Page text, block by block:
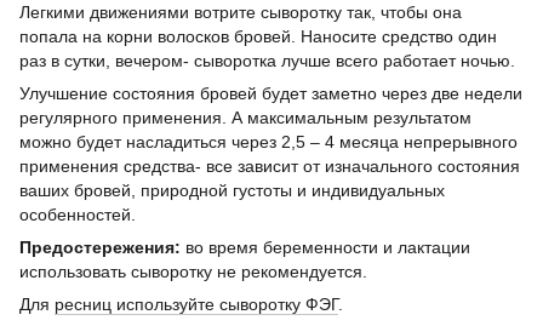
Легкими движениями вотрите сыворотку так, чтобы она
попала на корни волосков бровей. Наносите средство один
раз в сутки, вечером- сыворотка лучше всего работает ночью.
Улучшение состояния бровей будет заметно через две недели
регулярного применения. А максимальным результатом
можно будет насладиться через 2,5 – 4 месяца непрерывного
применения средства- все зависит от изначального состояния
ваших бровей, природной густоты и индивидуальных
особенностей.
Предостережения: во время беременности и лактации
использовать сыворотку не рекомендуется.
Для ресниц используйте сыворотку ФЭГ.